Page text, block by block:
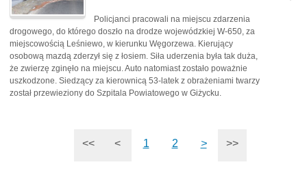
Policjanci pracowali na miejscu zdarzenia
drogowego, do którego doszło na drodze wojewódzkiej W-650, za
miejscowością Leśniewo, w kierunku Węgorzewa. Kierujący
osobową mazdą zderzył się z łosiem. Siła uderzenia była tak duża,
że zwierzę zginęło na miejscu. Auto natomiast zostało poważnie
uszkodzone. Siedzący za kierownicą 53-latek z obrażeniami twarzy
został przewieziony do Szpitala Powiatowego w Giżycku.
<< < 1 2 > >>